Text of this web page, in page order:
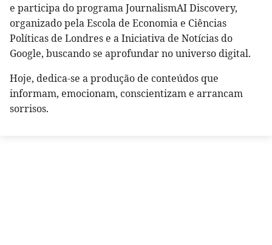
e participa do programa JournalismAI Discovery,
organizado pela Escola de Economia e Ciências
Políticas de Londres e a Iniciativa de Notícias do
Google, buscando se aprofundar no universo digital.
Hoje, dedica-se a produção de conteúdos que
informam, emocionam, conscientizam e arrancam
sorrisos.